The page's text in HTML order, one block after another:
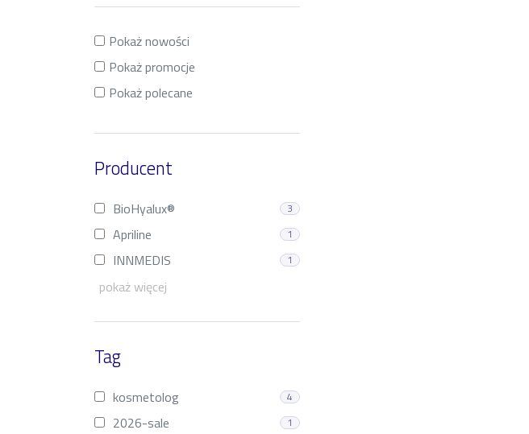
Pokaż nowości
Pokaż promocje
Pokaż polecane
Producent
BioHyalux® 3
Apriline 1
INNMEDIS 1
pokaż więcej
Tag
kosmetolog 4
2026-sale 1